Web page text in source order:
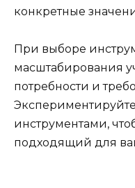
конкретные
При выборе
масштабирования
потребности и
инструментами,
подходящий для